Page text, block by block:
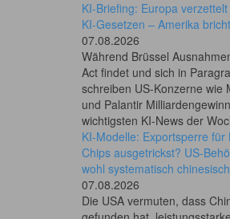
KI-Briefing: Europa
KI‑Gesetzen – Amerika
07.08.2026
Während Brüssel
Act findet und sich in
schreiben US-Konzerne wie
und Palantir
wichtigsten KI-News der
KI-Modelle: Exportsperre für
Chips ausgetrickst? US-
wohl systematisch
07.08.2026
Die USA vermuten, dass